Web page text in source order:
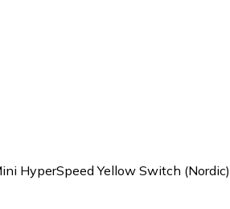
HyperSpeed Yellow Switch (Nordic)